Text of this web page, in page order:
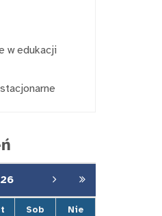
w edukacji
Sob Nie